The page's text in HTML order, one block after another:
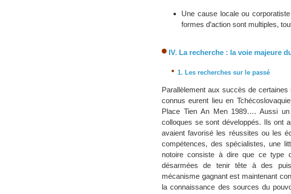
Une cause locale ou
formes d’action sont multiples,
IV. La recherche : la voie majeure
1. Les recherches sur le passé
Parallèlement aux succès de
connus eurent lieu en
Place Tien An Men 1989…. Aussi
colloques se sont développés. Ils ont
avaient favorisé les réussites ou les
compétences, des spécialistes, une
notoire consiste à dire que ce type
désarmées de tenir tête à des
mécanisme gagnant est maintenant
la connaissance des sources du